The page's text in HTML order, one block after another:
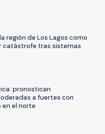
región de Los Lagos como
catástrofe tras sistemas
pronostican
a fuertes con
el norte